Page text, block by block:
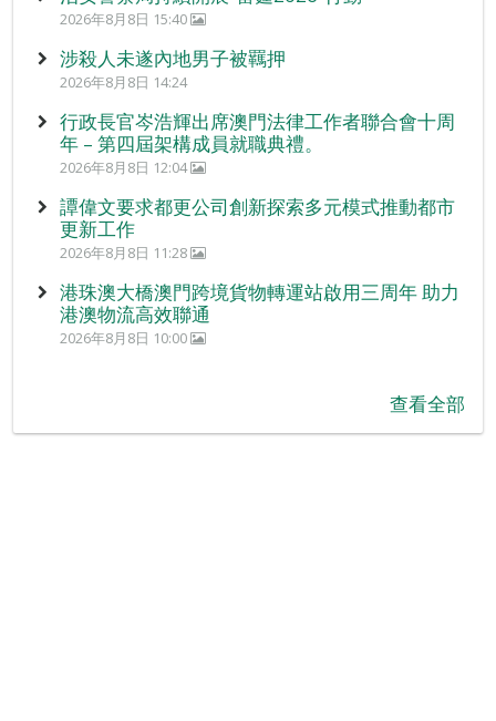
2026年8月8日 15:40
涉殺人未遂內地男子被羈押
2026年8月8日 14:24
行政長官岑浩輝出席澳門法律工作者聯合會十周
年 – 第四屆架構成員就職典禮。
2026年8月8日 12:04
譚偉文要求都更公司創新探索多元模式推動都市
更新工作
2026年8月8日 11:28
港珠澳大橋澳門跨境貨物轉運站啟用三周年 助力
港澳物流高效聯通
2026年8月8日 10:00
查看全部